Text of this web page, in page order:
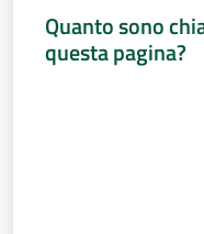
Quanto sono
questa pagina?